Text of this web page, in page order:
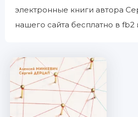
электронные книги автора
нашего сайта бесплатно в